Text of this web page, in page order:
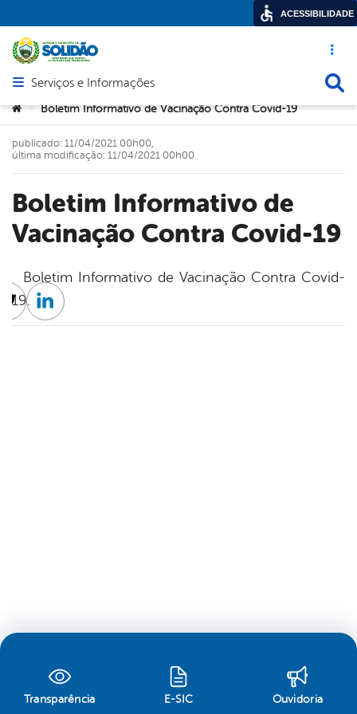
Acesso
Abrir menu principal de navegação
Serviços e Informações
Você está aqui:
> Boletim Informativo de Vacinação Contra Covid-19
Boletim Informativo de
Vacinação Contra Covid-19
publicado: 11/04/2021 00h00,
última modificação: 11/04/2021 00h00
Boletim Informativo de Vacinação Contra Covid-
19.
Twitter
Linkedin
Transparência E-SIC Ouvidoria
ACESSIBILIDADE